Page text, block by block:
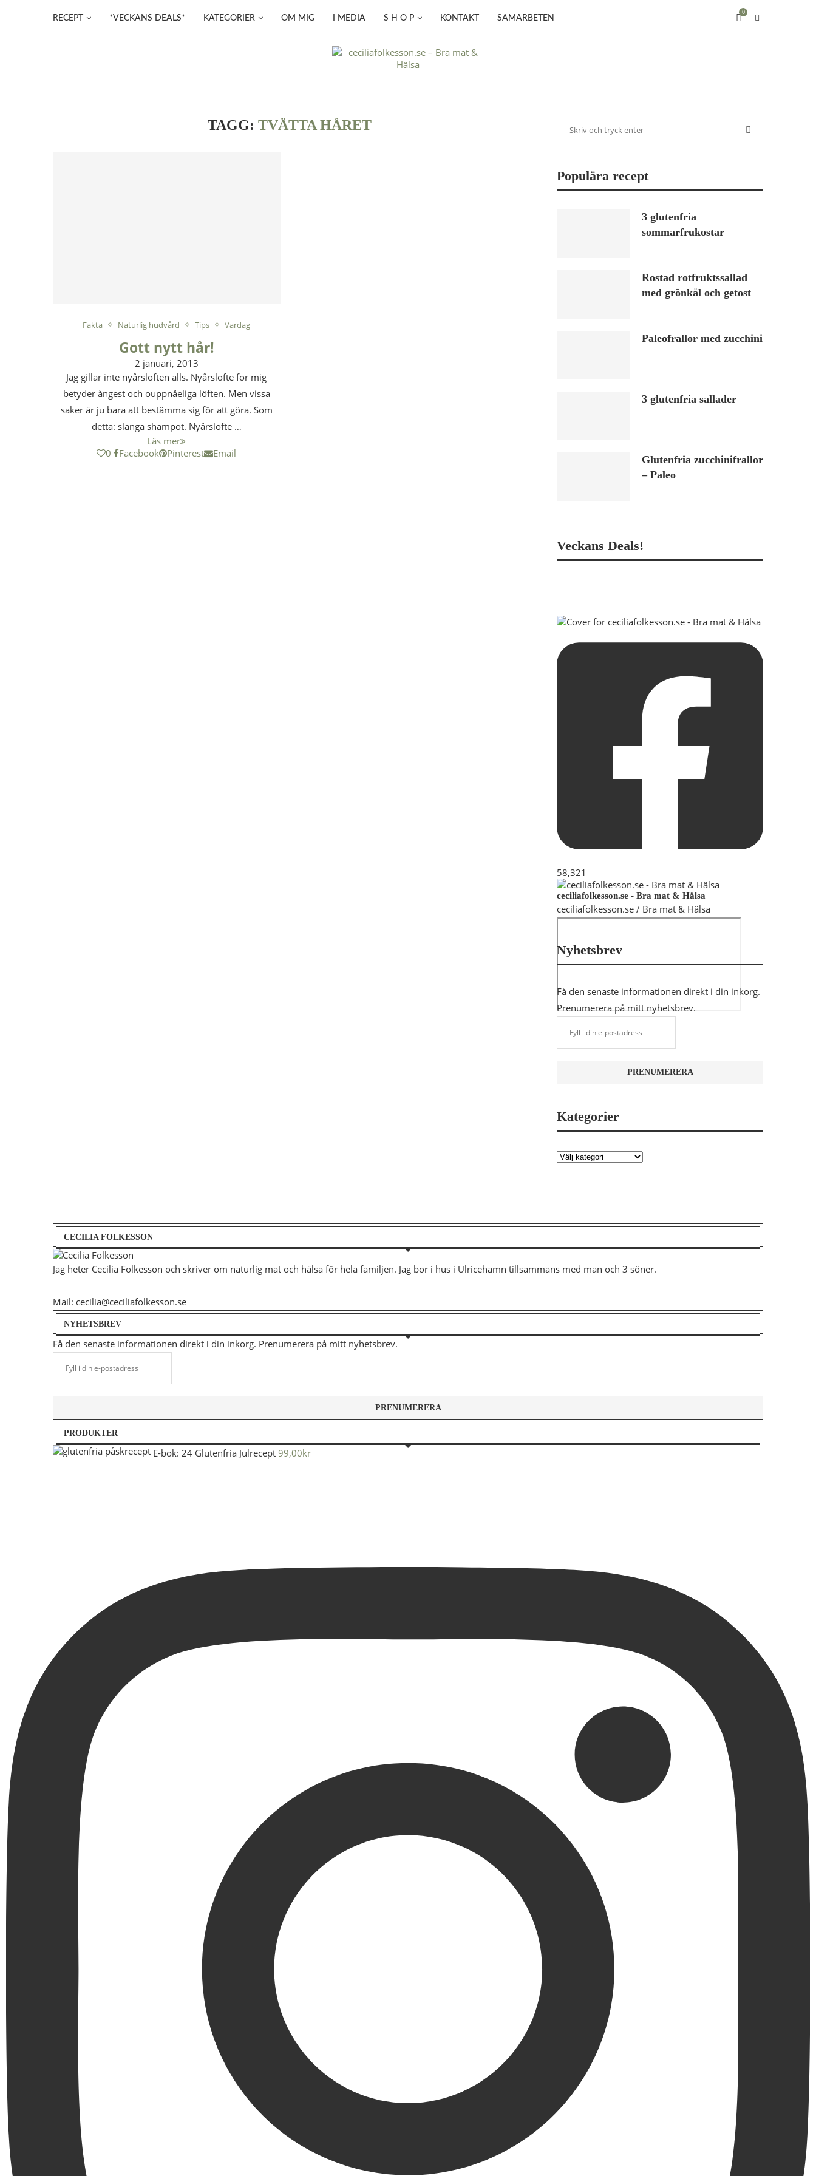
RECEPT *VECKANS DEALS* KATEGORIER OM MIG I MEDIA S H O P KONTAKT SAMARBETEN
0
TAGG: TVÄTTA HÅRET
Fakta Naturlig hudvård Tips Vardag
Gott nytt hår!
2 januari, 2013
Jag gillar inte nyårslöften alls. Nyårslöfte för mig
betyder ångest och ouppnåeliga löften. Men vissa
saker är ju bara att bestämma sig för att göra. Som
detta: slänga shampot. Nyårslöfte …
Läs mer
0
Facebook Pinterest Email
Populära recept
3 glutenfria
sommarfrukostar
Rostad rotfruktssallad
med grönkål och getost
Paleofrallor med zucchini
3 glutenfria sallader
Glutenfria zucchinifrallor
– Paleo
Veckans Deals!
58,321
ceciliafolkesson.se - Bra mat & Hälsa
ceciliafolkesson.se / Bra mat & Hälsa
Nyhetsbrev
Få den senaste informationen direkt i din inkorg.
Prenumerera på mitt nyhetsbrev.
Kategorier
CECILIA FOLKESSON
Jag heter Cecilia Folkesson och skriver om naturlig mat och hälsa för hela familjen. Jag bor i hus i Ulricehamn tillsammans med man och 3 söner.
Mail: cecilia@ceciliafolkesson.se
NYHETSBREV
Få den senaste informationen direkt i din inkorg. Prenumerera på mitt nyhetsbrev.
PRODUKTER
E-bok: 24 Glutenfria Julrecept 99,00kr